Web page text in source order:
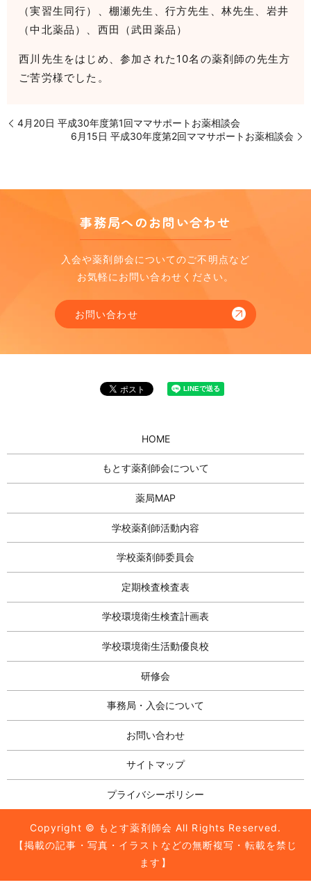
（実習生同行）、棚瀬先生、行方先生、林先生、岩井
（中北薬品）、西田（武田薬品）
西川先生をはじめ、参加された10名の薬剤師の先生方
ご苦労様でした。
4月20日 平成30年度第1回ママサポートお薬相談会
6月15日 平成30年度第2回ママサポートお薬相談会
事務局へのお問い合わせ
入会や薬剤師会についてのご不明点など
お気軽にお問い合わせください。
お問い合わせ
HOME
もとす薬剤師会について
薬局MAP
学校薬剤師活動内容
学校薬剤師委員会
定期検査検査表
学校環境衛生検査計画表
学校環境衛生活動優良校
研修会
事務局・入会について
お問い合わせ
サイトマップ
プライバシーポリシー
Copyright © もとす薬剤師会 All Rights Reserved.
【掲載の記事・写真・イラストなどの無断複写・転載を禁じ
ます】